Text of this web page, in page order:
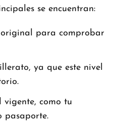
se encuentran:
para comprobar
ya que este nivel
como tu
pasaporte.